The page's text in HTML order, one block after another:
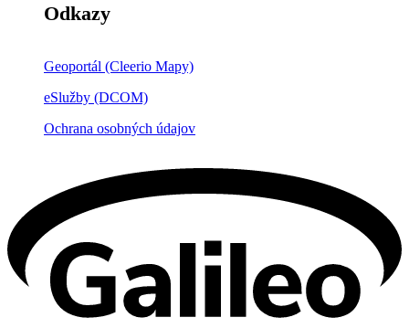
Odkazy
Geoportál (Cleerio Mapy)
eSlužby (DCOM)
Ochrana osobných údajov